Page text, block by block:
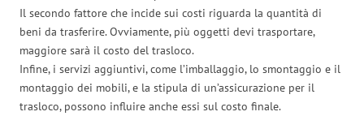
Il secondo fattore che incide sui costi riguarda la quantità di
beni da trasferire. Ovviamente, più oggetti devi trasportare,
maggiore sarà il costo del trasloco.
Infine, i servizi aggiuntivi, come l’imballaggio, lo smontaggio e il
montaggio dei mobili, e la stipula di un’assicurazione per il
trasloco, possono influire anche essi sul costo finale.